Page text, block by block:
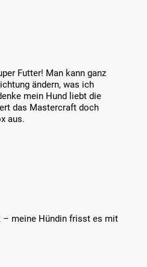
5 de 5 estrellas
Futter! Man kann ganz
ändern, was ich
mein Hund liebt die
das Mastercraft doch
aus.
5 de 5 estrellas
– meine Hündin frisst es mit